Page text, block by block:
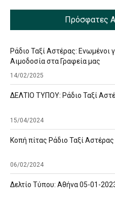
Πρόσφατες
Ράδιο Ταξί Αστέρας: Ενωμένοι
Αιμοδοσία στα Γραφεία μας
14/02/2025
ΔΕΛΤΙΟ ΤΥΠΟΥ: Ράδιο Ταξί
15/04/2024
Κοπή πίτας Ράδιο Ταξί
06/02/2024
Δελτίο Τύπου: Αθήνα 05-01-